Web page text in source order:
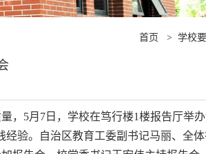
首页 > 学校
，5月7日，学校在笃行楼1楼报告厅举
验。自治区教育工委副书记马丽、全